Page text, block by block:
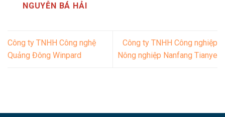
NGUYỄN BÁ HẢI
Công ty TNHH Công nghệ
Quảng Đông Winpard
Công ty TNHH Công nghiệp
Nông nghiệp Nanfang Tianye